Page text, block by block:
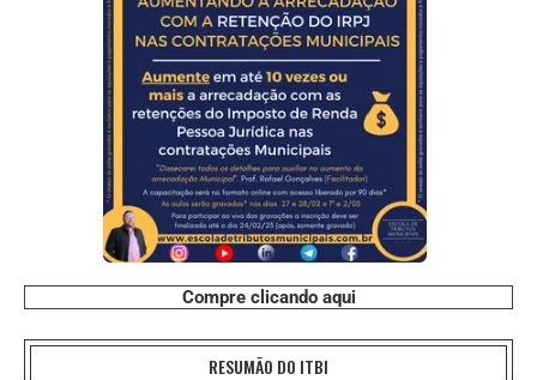
Compre clicando aqui
RESUMÃO DO ITBI